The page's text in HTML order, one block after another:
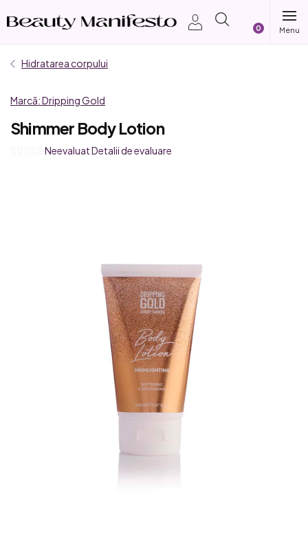
Hidratarea corpului
Marcă:Dripping Gold
Shimmer Body Lotion
Evaluarea
NeevaluatDetalii de evaluare